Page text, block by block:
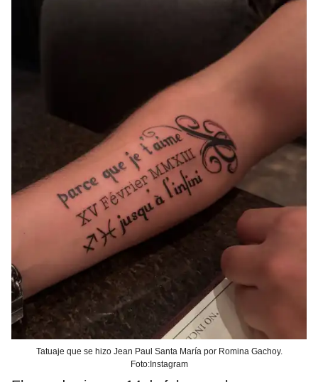
Tatuaje que se hizo Jean Paul Santa María por Romina Gachoy.
Foto:Instagram